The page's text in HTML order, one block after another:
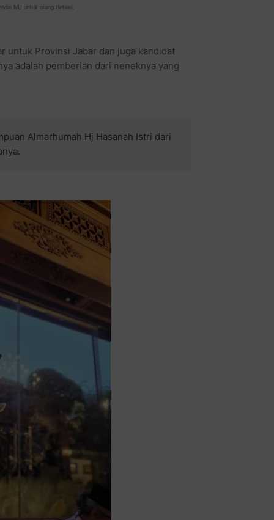
NU untuk orang Betawi.
untuk Provinsi Jabar dan juga kandidat
adalah pemberian dari neneknya yang
Almarhumah Hj Hasanah Istri dari